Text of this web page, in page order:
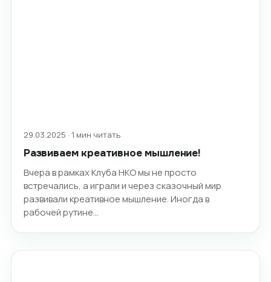
29.03.2025 · 1 мин читать
Развиваем креативное мышление!
Вчера в рамках Клуба НКО мы не просто
встречались, а играли и через сказочный мир
развивали креативное мышление. Иногда в
рабочей рутине…